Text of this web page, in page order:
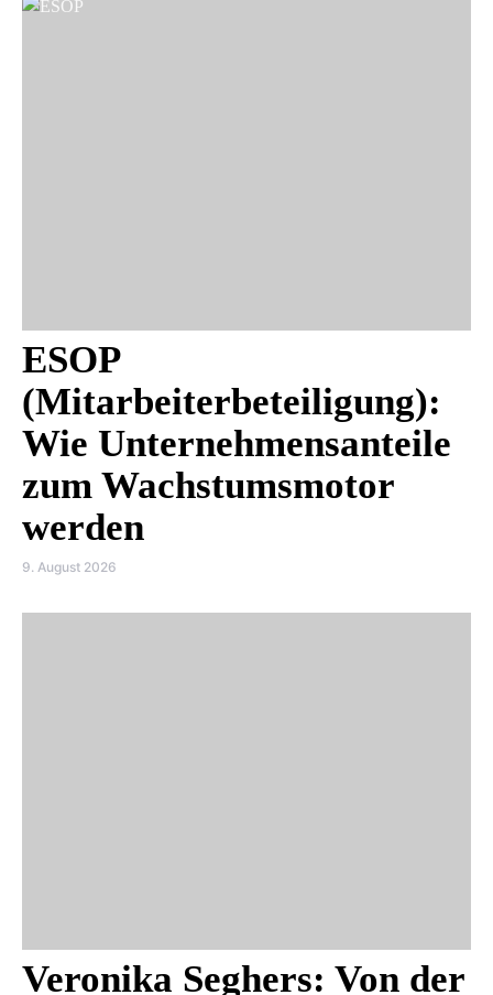
ESOP
(Mitarbeiterbeteiligung):
Wie Unternehmensanteile
zum Wachstumsmotor
werden
9. August 2026
Veronika Seghers: Von der